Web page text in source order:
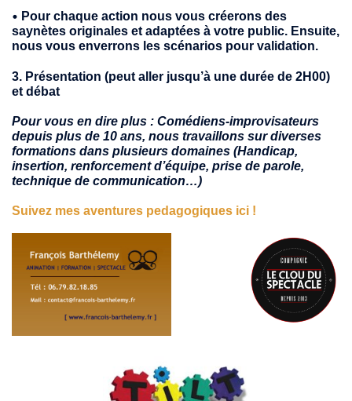
• Pour chaque action nous vous créerons des
saynètes originales et adaptées à votre public. Ensuite,
nous vous enverrons les scénarios pour validation.
3. Présentation (peut aller jusqu’à une durée de 2H00)
et débat
Pour vous en dire plus : Comédiens-improvisateurs
depuis plus de 10 ans, nous travaillons sur diverses
formations dans plusieurs domaines (Handicap,
insertion, renforcement d’équipe, prise de parole,
technique de communication…)
Suivez mes aventures pedagogiques ici !